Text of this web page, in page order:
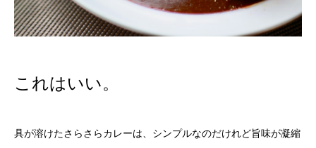
これはいい。
具が溶けたさらさらカレーは、シンプルなのだけれど旨味が凝縮